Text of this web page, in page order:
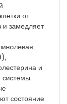
от
и замедляет
и
состояние